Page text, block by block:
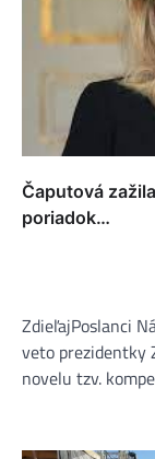
Čaputová
poriadok…
ZdieľajPoslanci
veto prezidentky
novelu tzv.